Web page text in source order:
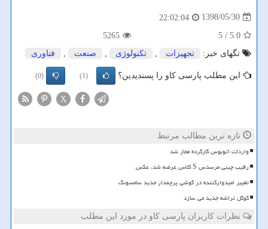
1398/05/30
22:02:04
5.0
/ 5
5265
تگهای خبر:
تجهیزات , تكنولوژی , صنعت , فناوری
این مطلب پارسی کاو را پسندیدین؟ (1)
(0)
X
تازه ترین مطالب مرتبط
واردات اتوبوس کارکرده مجاز شد
رقیب چینی مرسدس S کلاس عرضه شد، عکس
تغییر امیدوارکننده در گوشی پرچمدار جدید سامسونگ
گوگل تراشه جدید می سازد
نظرات کاربران پارسی کاو در مورد این مطلب